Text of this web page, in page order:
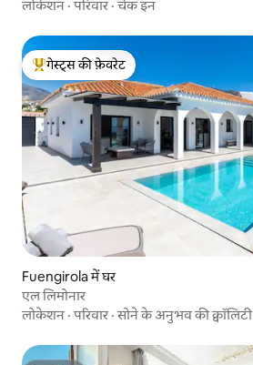
लोकेशन ·परिवार ·चेक इन
गेस्ट्स का टॉप फ़ेवरेट
गेस्ट्स की फ़ेवरेट
Fuengirola में घर
एल लिमोनार
लोकेशन ·परिवार ·सोने के अनुभव की क्वॉलिटी